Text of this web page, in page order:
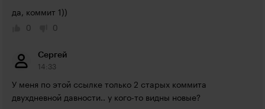
да, коммит 1))
0
0
Сергей
14:33
У меня по этой ссылке только 2 старых коммита
двухдневной давности.. у кого-то видны новые?